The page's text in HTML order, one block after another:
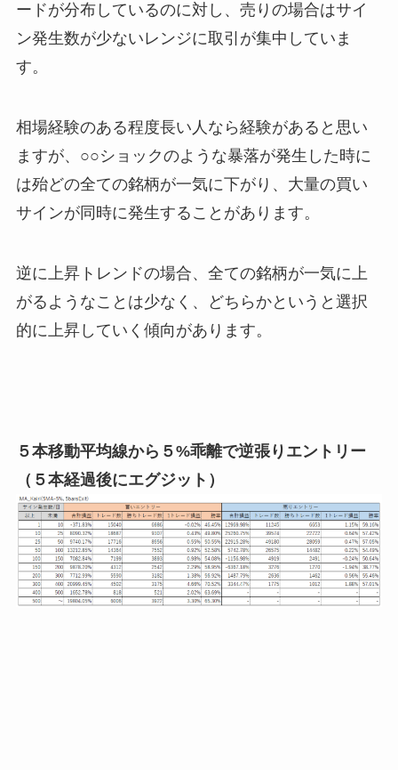
ードが分布しているのに対し、売りの場合はサイ
ン発生数が少ないレンジに取引が集中していま
す。
相場経験のある程度長い人なら経験があると思い
ますが、○○ショックのような暴落が発生した時に
は殆どの全ての銘柄が一気に下がり、大量の買い
サインが同時に発生することがあります。
逆に上昇トレンドの場合、全ての銘柄が一気に上
がるようなことは少なく、どちらかというと選択
的に上昇していく傾向があります。
５本移動平均線から５%乖離で逆張りエントリー
（５本経過後にエグジット）